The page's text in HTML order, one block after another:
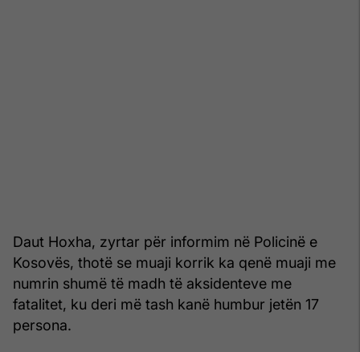
Daut Hoxha, zyrtar për informim në Policinë e
Kosovës, thotë se muaji korrik ka qenë muaji me
numrin shumë të madh të aksidenteve me
fatalitet, ku deri më tash kanë humbur jetën 17
persona.